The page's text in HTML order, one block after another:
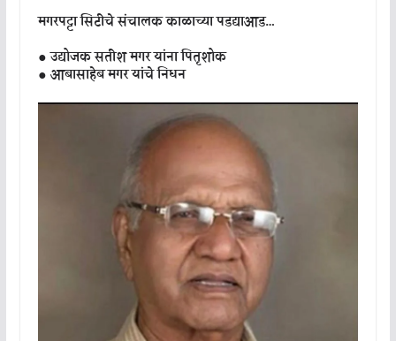
मगरपट्टा सिटीचे संचालक काळाच्या पडद्याआड…
● उद्योजक सतीश मगर यांना पितृशोक
● आबासाहेब मगर यांचे निधन